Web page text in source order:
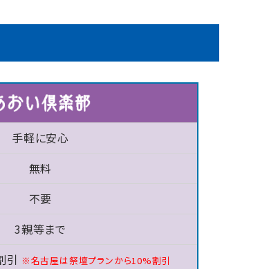
手軽に安心
無料
不要
3親等まで
引 ※名古屋は祭壇プランから10%割引